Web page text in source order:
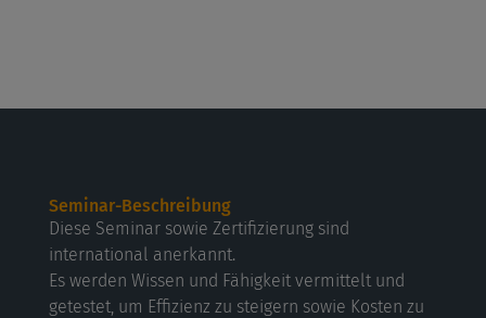
Seminar-Beschreibung
Diese Seminar sowie Zertifizierung sind
international anerkannt.
Es werden Wissen und Fähigkeit vermittelt und
getestet, um Effizienz zu steigern sowie Kosten zu